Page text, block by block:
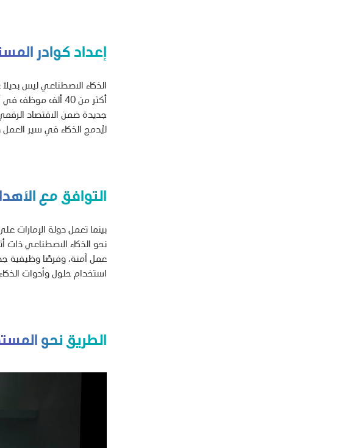
إعداد كوادر
الذكاء الاصطناعي ليس
ليُدمج الذكاء في سير
التوافق مع
بينما تعمل دولة الإمارات
نحو الذكاء الاصطناعي ذات
عمل آمنة، وفرصًا وظيفية
استخدام حلول وأدوات
الطريق نحو